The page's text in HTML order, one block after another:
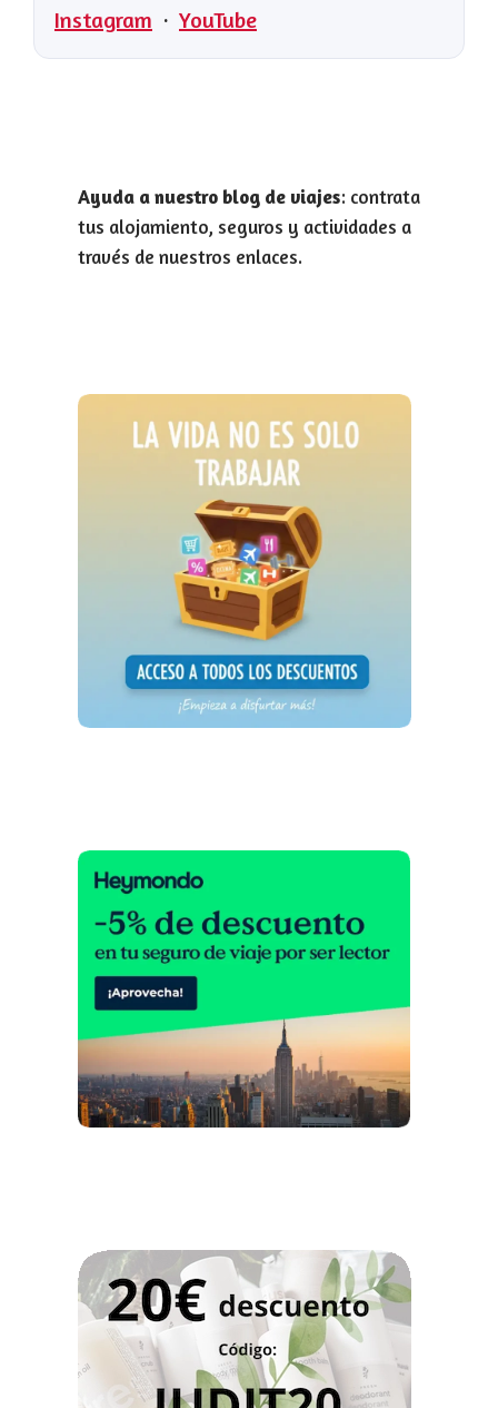
Instagram · YouTube
Ayuda a nuestro blog de viajes: contrata
tus alojamiento, seguros y actividades a
través de nuestros enlaces.